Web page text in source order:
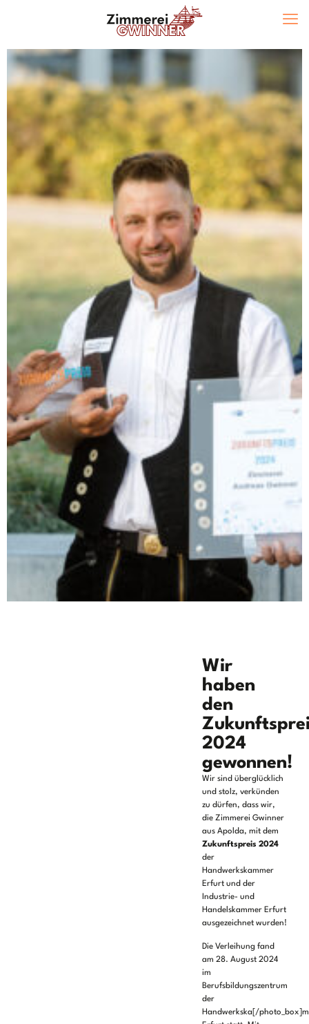
Wir
haben
den
2024
gewonnen!
Wir sind überglücklich
und stolz, verkünden
zu dürfen, dass wir,
die Zimmerei Gwinner
aus Apolda, mit dem
Zukunftspreis 2024
der
Handwerkskammer
Erfurt und der
Industrie- und
Handelskammer Erfurt
ausgezeichnet wurden!
Die Verleihung fand
am 28. August 2024
im
Berufsbildungszentrum
der
Handwerkska[/